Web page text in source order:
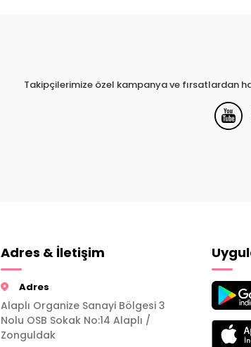
Takipçilerimize özel kampanya ve fırsatlardan
Adres & İletişim
Adres
Alaplı Organize Sanayi Bölgesi 3
Nolu OSB Sokak No:14 Alaplı /
Zonguldak